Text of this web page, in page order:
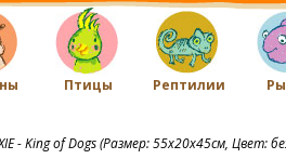
Птицы Рептилии
- King of Dogs (Размер: 55х20х45cм, Цвет: